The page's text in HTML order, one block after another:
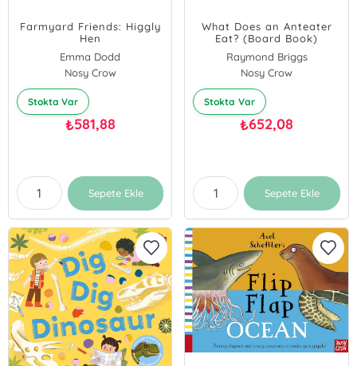
Farmyard Friends: Higgly
Hen
Emma Dodd
Nosy Crow
Stokta Var
₺581,88
Sepete Ekle
What Does an Anteater
Eat? (Board Book)
Raymond Briggs
Nosy Crow
Stokta Var
₺652,08
Sepete Ekle